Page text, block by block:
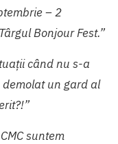
– 2
Bonjour Fest.”
când nu s-a
un gard al
suntem